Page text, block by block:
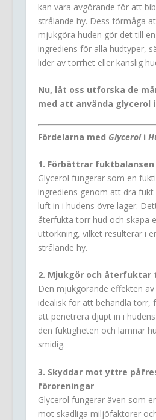
kan vara avgörande för att
strålande hy. Dess förmåga
mjukgöra huden gör det till
ingrediens för alla hudtyper,
lider av torrhet eller känslig
Nu, låt oss utforska de
med att använda glycerol
Fördelarna med Glyceroli
1. Förbättrar fuktbalansen
Glycerol fungerar som en
ingrediens genom att dra
luft in i hudens övre lager.
återfukta torr hud och skapa
uttorkning, vilket resulterar i
strålande hy.
2. Mjukgör och återfuktar
Den mjukgörande effekten
idealisk för att behandla torr,
att penetrera djupt in i
den fuktigheten och lämnar
smidig.
3. Skyddar mot yttre
föroreningar
Glycerol fungerar även som
mot skadliga miljöfaktorer